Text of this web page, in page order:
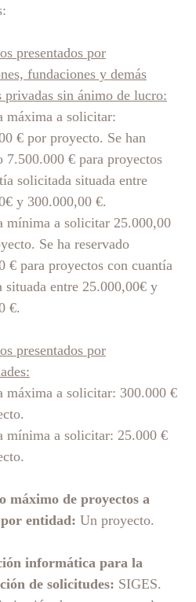
presentados por
fundaciones y demás
privadas sin ánimo de lucro:
máxima a solicitar:
€ por proyecto. Se han
7.500.000 € para proyectos
solicitada situada entre
y 300.000,00 €.
mínima a solicitar 25.000,00
Se ha reservado
€ para proyectos con cuantía
situada entre 25.000,00€ y
€.
presentados por
máxima a solicitar: 300.000 €
mínima a solicitar: 25.000 €
máximo de proyectos a
entidad: Un proyecto.
informática para la
de solicitudes: SIGES.